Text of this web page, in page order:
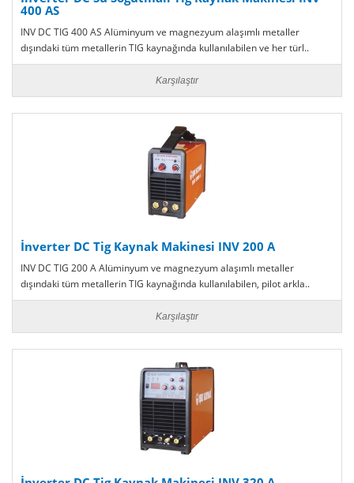
400 AS
INV DC TIG 400 AS Alüminyum ve magnezyum alaşımlı metaller
dışındaki tüm metallerin TIG kaynağında kullanılabilen ve her türl..
Karşılaştır
İnverter DC Tig Kaynak Makinesi INV 200 A
INV DC TIG 200 A Alüminyum ve magnezyum alaşımlı metaller
dışındaki tüm metallerin TIG kaynağında kullanılabilen, pilot arkla..
Karşılaştır